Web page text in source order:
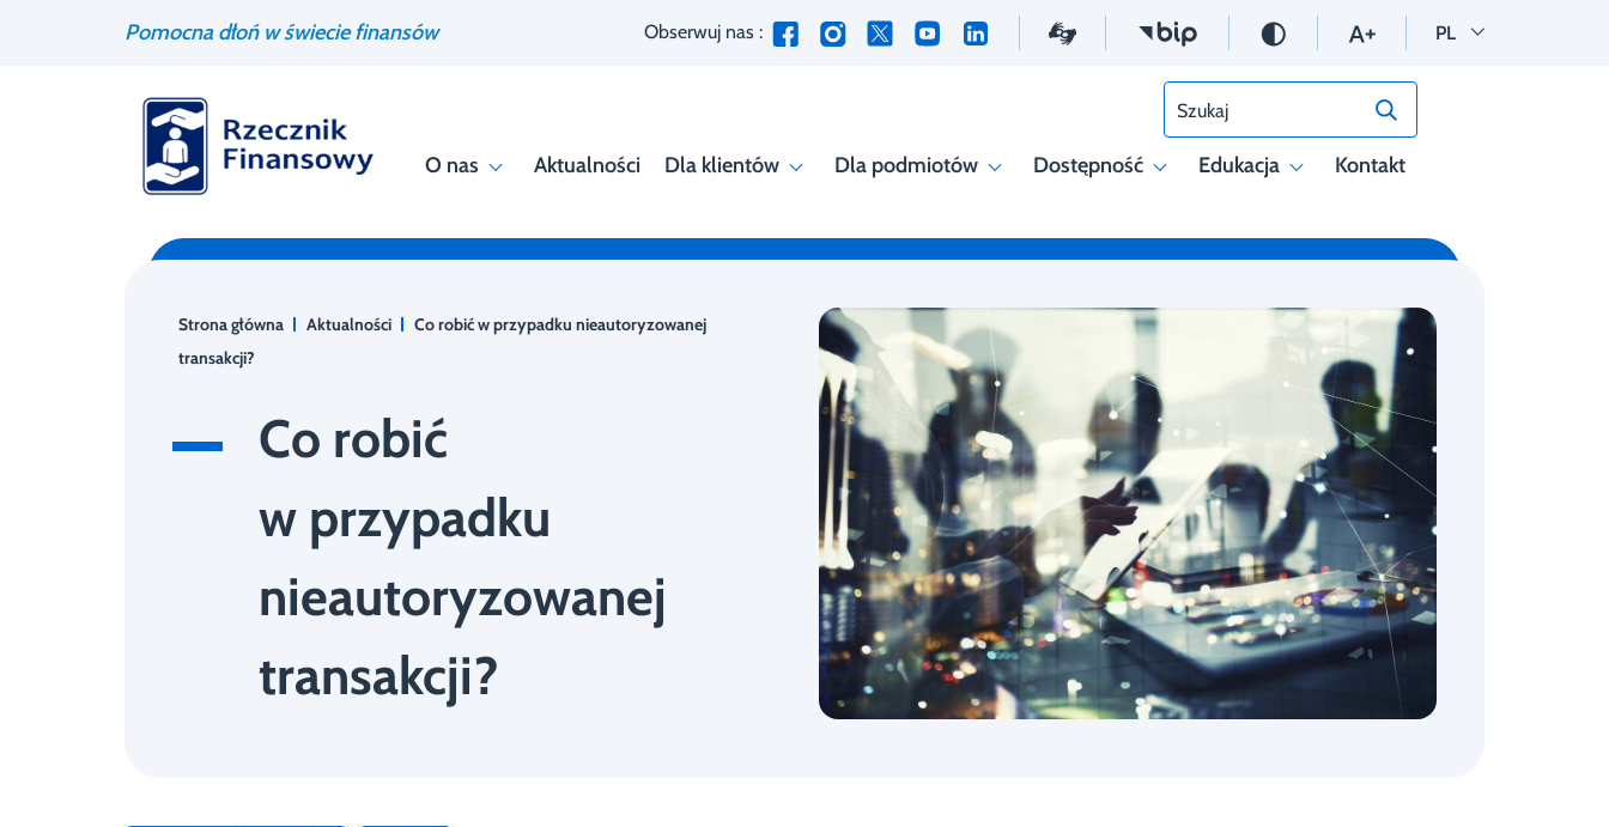
Pomocna dłoń w świecie finansów Obserwuj nas : PL Wersja polska
O nas Aktualności Dla klientów Dla podmiotów Dostępność Edukacja Kontakt
Szukaj
Strona główna Aktualności
Co robić w przypadku nieautoryzowanej
transakcji?
Co robić
w przypadku
nieautoryzowanej
transakcji?